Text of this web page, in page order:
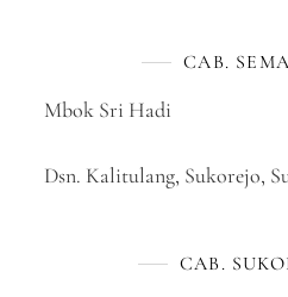
CAB.
Mbok Sri Hadi
Dsn. Kalitulang, Sukorejo,
CAB.